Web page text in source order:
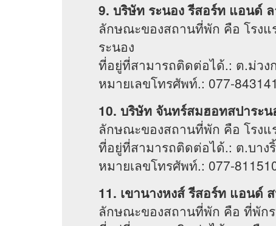
9. บริษัท ระนอง รีสอร์ท แอนด์
ลักษณะของสถานที่พัก คือ โรงแ
ระนอง
ที่อยู่ที่สามารถติดต่อได้.: ต.ม่วง
หมายเลขโทรศัพท์.: 077-843141
10. บริษัท จันทร์สมฮอทสปาระน
ลักษณะของสถานที่พัก คือ โรงแ
ที่อยู่ที่สามารถติดต่อได้.: ต.บาง
หมายเลขโทรศัพท์.: 077-
11. เขานางหงส์ รีสอร์ท แอนด์
ลักษณะของสถานที่พัก คือ ที่พักร